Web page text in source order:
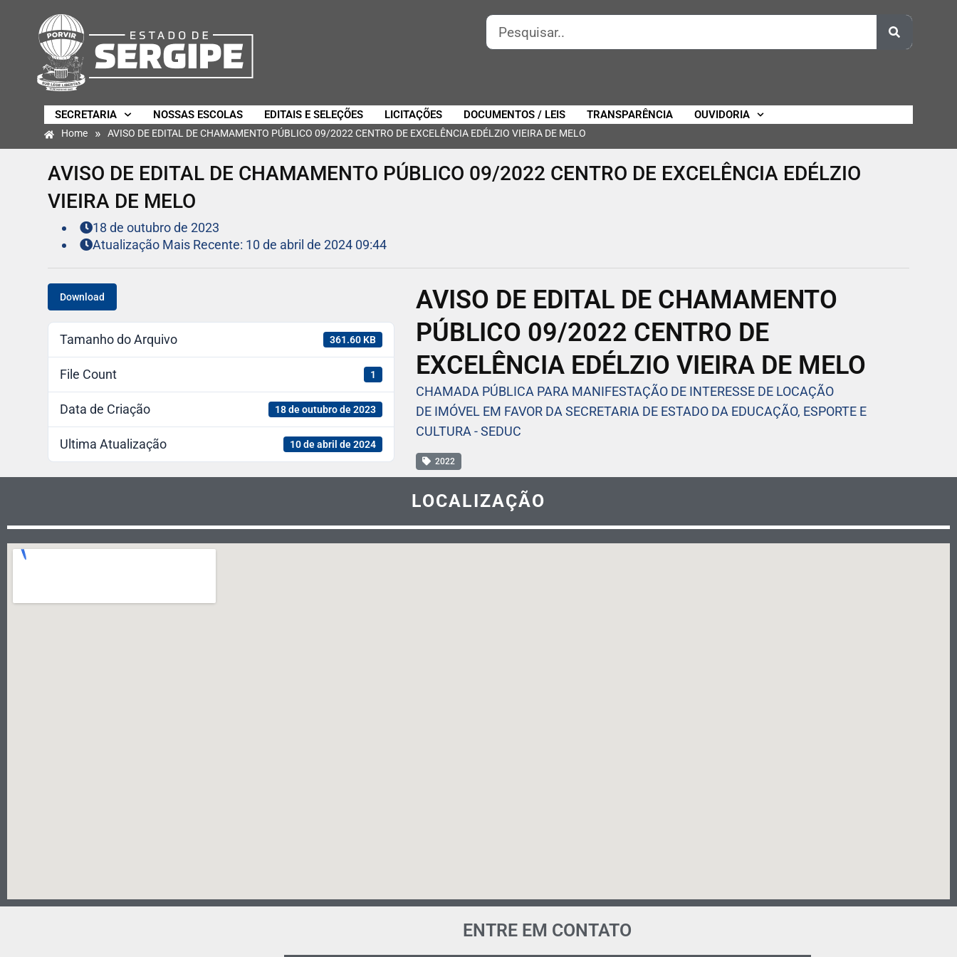
SECRETARIA NOSSAS ESCOLAS EDITAIS E SELEÇÕES LICITAÇÕES DOCUMENTOS / LEIS TRANSPARÊNCIA OUVIDORIA
Home » AVISO DE EDITAL DE CHAMAMENTO PÚBLICO 09/2022 CENTRO DE EXCELÊNCIA EDÉLZIO VIEIRA DE MELO
AVISO DE EDITAL DE CHAMAMENTO PÚBLICO 09/2022 CENTRO DE EXCELÊNCIA EDÉLZIO
VIEIRA DE MELO
18 de outubro de 2023
Atualização Mais Recente: 10 de abril de 2024 09:44
Download
Tamanho do Arquivo 361.60 KB
File Count 1
Data de Criação 18 de outubro de 2023
Ultima Atualização 10 de abril de 2024
AVISO DE EDITAL DE CHAMAMENTO
PÚBLICO 09/2022 CENTRO DE
EXCELÊNCIA EDÉLZIO VIEIRA DE MELO
CHAMADA PÚBLICA PARA MANIFESTAÇÃO DE INTERESSE DE LOCAÇÃO
DE IMÓVEL EM FAVOR DA SECRETARIA DE ESTADO DA EDUCAÇÃO, ESPORTE E
CULTURA - SEDUC
2022
LOCALIZAÇÃO
ENTRE EM CONTATO